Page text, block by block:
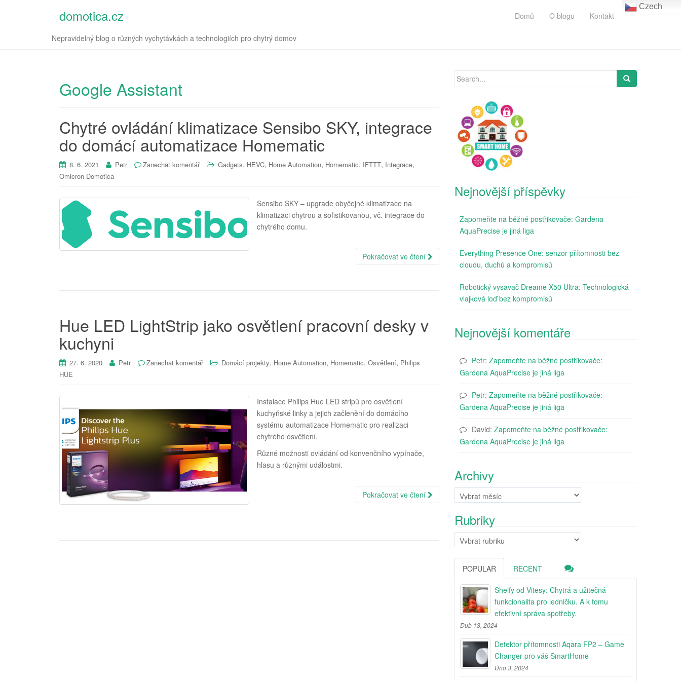
domotica.cz
Nepravidelný blog o různých vychytávkách a technologiích pro chytrý domov
Domů O blogu Kontakt
Czech
Google Assistant
Chytré ovládání klimatizace Sensibo SKY, integrace
do domácí automatizace Homematic
8. 6. 2021 Petr Zanechat komentář Gadgets, HEVC, Home Automation, Homematic, IFTTT, Integrace,
Omicron Domotica
Sensibo SKY – upgrade obyčejné klimatizace na
klimatizaci chytrou a sofistikovanou, vč. integrace do
chytrého domu.
Pokračovat ve čtení
Hue LED LightStrip jako osvětlení pracovní desky v
kuchyni
27. 6. 2020 Petr Zanechat komentář Domácí projekty, Home Automation, Homematic, Osvětlení, Philips
HUE
Instalace Philips Hue LED stripů pro osvětlení
kuchyňské linky a jejich začlenění do domácího
systému automatizace Homematic pro realizaci
chytrého osvětlení.
Různé možnosti ovládání od konvenčního vypínače,
hlasu a různými událostmi.
Pokračovat ve čtení
Search
Nejnovější příspěvky
Zapomeňte na běžné postřikovače: Gardena
AquaPrecise je jiná liga
Everything Presence One: senzor přítomnosti bez
cloudu, duchů a kompromisů
Robotický vysavač Dreame X50 Ultra: Technologická
vlajková loď bez kompromisů
Nejnovější komentáře
Petr: Zapomeňte na běžné postřikovače:
Gardena AquaPrecise je jiná liga
Petr: Zapomeňte na běžné postřikovače:
Gardena AquaPrecise je jiná liga
David: Zapomeňte na běžné postřikovače:
Gardena AquaPrecise je jiná liga
Archivy
Archivy
Rubriky
Rubriky
POPULAR RECENT
Shelfy od Vitesy: Chytrá a užitečná
funkcionalita pro ledničku. A k tomu
efektivní správa spotřeby.
Dub 13, 2024
Detektor přítomnosti Aqara FP2 – Game
Changer pro váš SmartHome
Úno 3, 2024